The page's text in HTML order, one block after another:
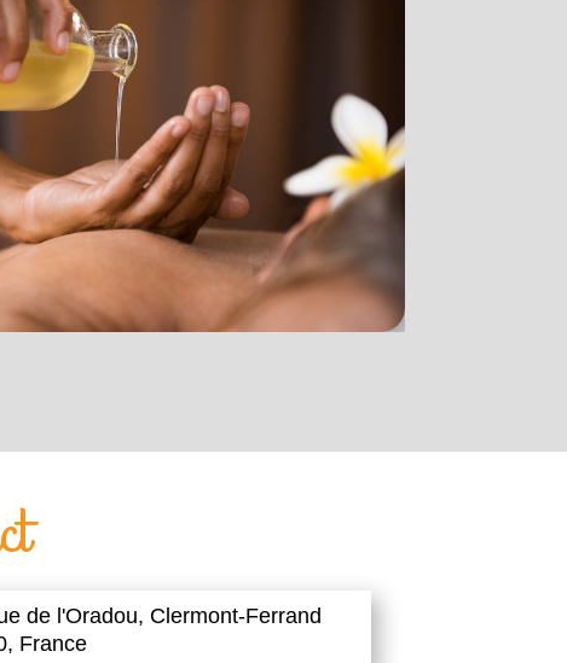
de l'Oradou, Clermont-Ferrand
France